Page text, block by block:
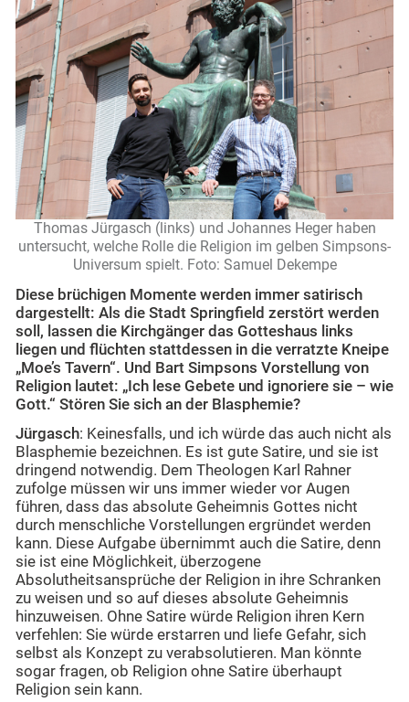
Thomas Jürgasch (links) und Johannes Heger haben
untersucht, welche Rolle die Religion im gelben Simpsons-
Universum spielt. Foto: Samuel Dekempe
Diese brüchigen Momente werden immer satirisch
dargestellt: Als die Stadt Springfield zerstört werden
soll, lassen die Kirchgänger das Gotteshaus links
liegen und flüchten stattdessen in die verratzte Kneipe
„Moe’s Tavern“. Und Bart Simpsons Vorstellung von
Religion lautet: „Ich lese Gebete und ignoriere sie – wie
Gott.“ Stören Sie sich an der Blasphemie?
Jürgasch: Keinesfalls, und ich würde das auch nicht als
Blasphemie bezeichnen. Es ist gute Satire, und sie ist
dringend notwendig. Dem Theologen Karl Rahner
zufolge müssen wir uns immer wieder vor Augen
führen, dass das absolute Geheimnis Gottes nicht
durch menschliche Vorstellungen ergründet werden
kann. Diese Aufgabe übernimmt auch die Satire, denn
sie ist eine Möglichkeit, überzogene
Absolutheitsansprüche der Religion in ihre Schranken
zu weisen und so auf dieses absolute Geheimnis
hinzuweisen. Ohne Satire würde Religion ihren Kern
verfehlen: Sie würde erstarren und liefe Gefahr, sich
selbst als Konzept zu verabsolutieren. Man könnte
sogar fragen, ob Religion ohne Satire überhaupt
Religion sein kann.